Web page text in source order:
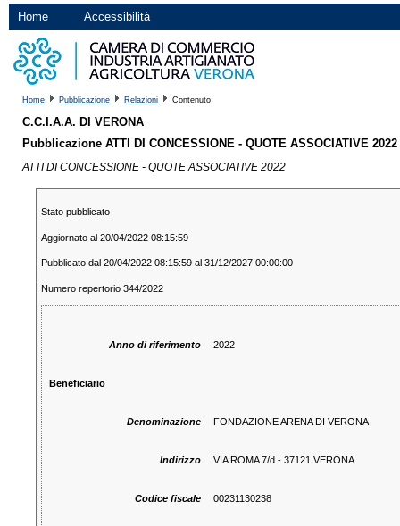
Home Accessibilità
Home Pubblicazione Relazioni Contenuto
C.C.I.A.A. DI VERONA
Pubblicazione ATTI DI CONCESSIONE - QUOTE ASSOCIATIVE 2022
ATTI DI CONCESSIONE - QUOTE ASSOCIATIVE 2022
Stato pubblicato
Aggiornato al 20/04/2022 08:15:59
Pubblicato dal 20/04/2022 08:15:59 al 31/12/2027 00:00:00
Numero repertorio 344/2022
Anno di riferimento 2022
Beneficiario
Denominazione FONDAZIONE ARENA DI VERONA
Indirizzo VIA ROMA 7/d - 37121 VERONA
Codice fiscale 00231130238